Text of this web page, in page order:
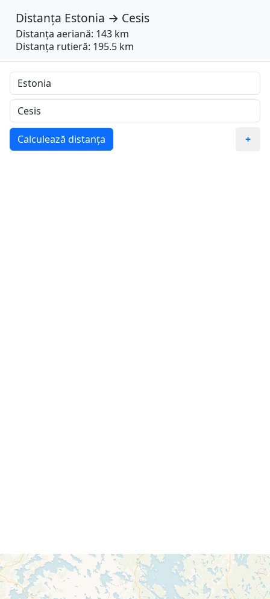
Distanța Estonia → Cesis
Distanța aeriană: 143 km
Distanța rutieră: 195.5 km
Calculează distanța +